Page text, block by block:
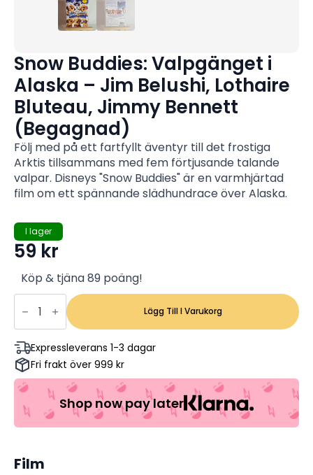
Snow Buddies: Valpgänget i
Alaska – Jim Belushi, Lothaire
Bluteau, Jimmy Bennett
(Begagnad)
Följ med på ett fartfyllt äventyr till det frostiga
Arktis tillsammans med fem förtjusande talande
valpar. Disneys "Snow Buddies" är en varmhjärtad
film om ett spännande slädhundrace över Alaska.
I lager
59 kr
Köp & tjäna 89 poäng!
Snow
Buddies:
Valpgänget
i
Alaska
-
Jim
Belushi,
Lothaire
Bluteau,
Jimmy
Bennett
(Begagnad)
Lägg Till I Varukorg
Expressleverans 1-3 dagar
Fri frakt över 999 kr
Shop now pay later
Film